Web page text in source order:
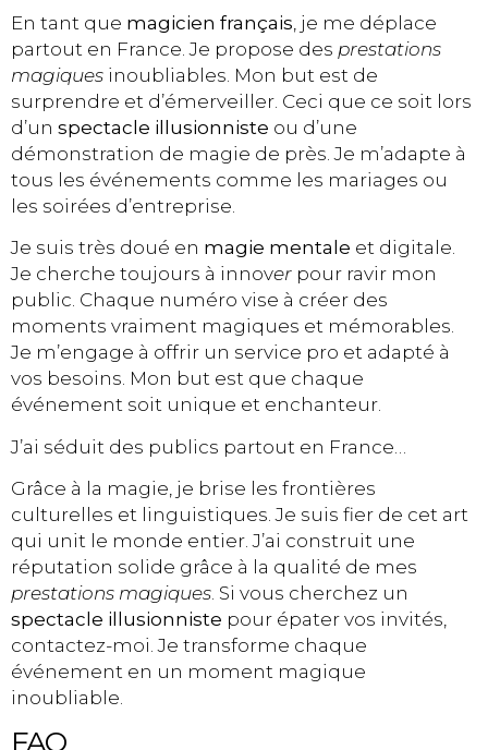
En tant que magicien français , je me déplace
partout en France. Je propose des prestations
magiques inoubliables. Mon but est de
surprendre et d’émerveiller. Ceci que ce soit lors
d’un spectacle illusionniste ou d’une
démonstration de magie de près. Je m’adapte à
tous les événements comme les mariages ou
les soirées d’entreprise.
Je suis très doué en magie mentale et digitale.
Je cherche toujours à innover pour ravir mon
public. Chaque numéro vise à créer des
moments vraiment magiques et mémorables.
Je m’engage à offrir un service pro et adapté à
vos besoins. Mon but est que chaque
événement soit unique et enchanteur.
J’ai séduit des publics partout en France…
Grâce à la magie, je brise les frontières
culturelles et linguistiques. Je suis fier de cet art
qui unit le monde entier. J’ai construit une
réputation solide grâce à la qualité de mes
prestations magiques. Si vous cherchez un
spectacle illusionniste pour épater vos invités,
contactez-moi. Je transforme chaque
événement en un moment magique
inoubliable.
FAQ